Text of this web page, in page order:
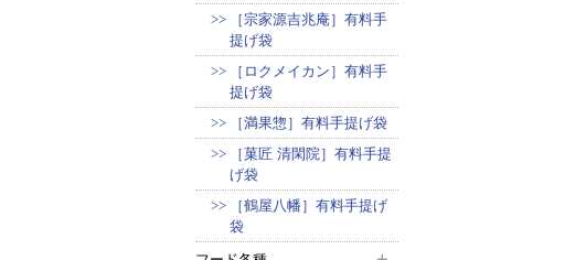
［宗家源吉兆庵］有料手
提げ袋
［ロクメイカン］有料手
提げ袋
［満果惣］有料手提げ袋
［菓匠 清閑院］有料手提
げ袋
［鶴屋八幡］有料手提げ
袋